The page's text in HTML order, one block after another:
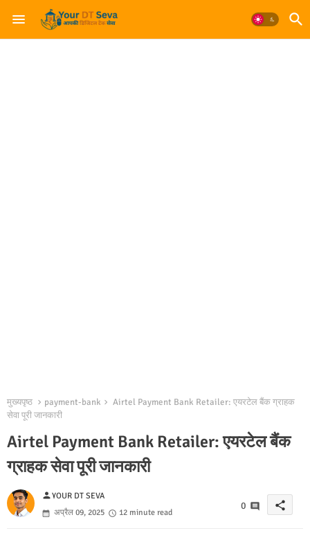
मुख्यपृष्ठ payment-bank
Airtel Payment Bank Retailer: एयरटेल बैंक ग्राहक
सेवा पूरी जानकारी
Airtel Payment Bank Retailer: एयरटेल बैंक
ग्राहक सेवा पूरी जानकारी
personYOUR DT SEVA
अप्रैल 09, 2025
12 minute read
0 share